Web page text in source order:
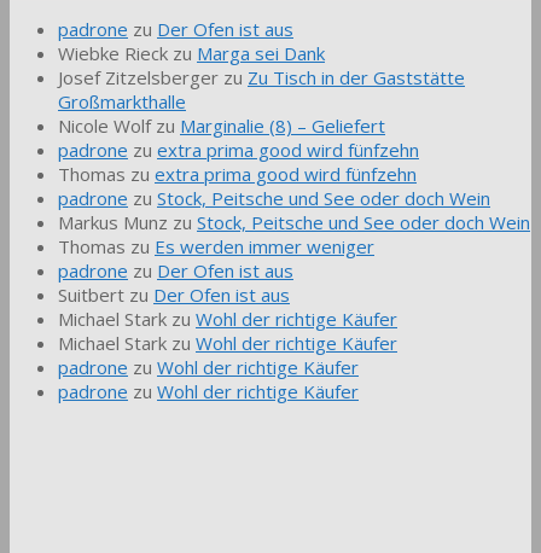
padrone zu Der Ofen ist aus
Wiebke Rieck zu Marga sei Dank
Josef Zitzelsberger zu Zu Tisch in der Gaststätte
Großmarkthalle
Nicole Wolfzu Marginalie (8) – Geliefert
padrone zu extra prima good wird fünfzehn
Thomas zu extra prima good wird fünfzehn
padrone zu Stock, Peitsche und See oder doch Wein
Markus Munz zu Stock, Peitsche und See oder doch Wein
Thomas zu Es werden immer weniger
padrone zu Der Ofen ist aus
Suitbert zu Der Ofen ist aus
Michael Stark zu Wohl der richtige Käufer
Michael Stark zu Wohl der richtige Käufer
padrone zu Wohl der richtige Käufer
padrone zu Wohl der richtige Käufer